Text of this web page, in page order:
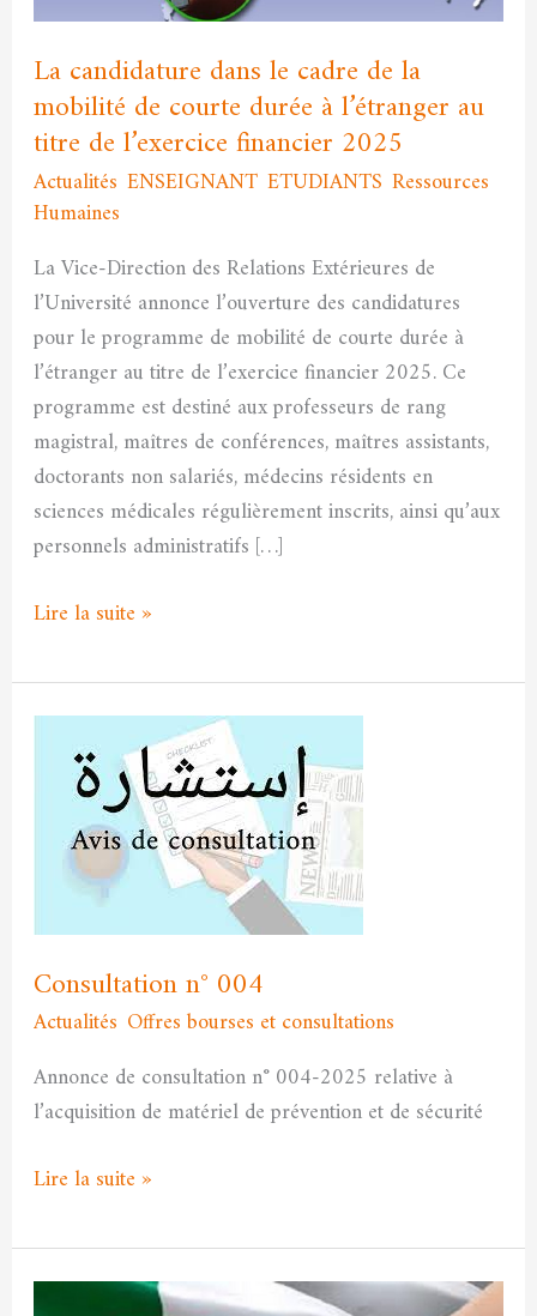
La candidature dans le cadre de la
mobilité de courte durée à l’étranger au
titre de l’exercice financier 2025
Actualités ENSEIGNANT, ETUDIANTS Ressources
Humaines
La Vice-Direction des Relations Extérieures de
l’Université annonce l’ouverture des candidatures
pour le programme de mobilité de courte durée à
l’étranger au titre de l’exercice financier 2025. Ce
programme est destiné aux professeurs de rang
magistral, maîtres de conférences, maîtres assistants,
doctorants non salariés, médecins résidents en
sciences médicales régulièrement inscrits, ainsi qu’aux
personnels administratifs […]
mobilité
de
courte
durée
à
l’étranger
au
titre
de
l’exercice
financier
2025
Lire la suite »
Consultation n° 004
Actualités Offres bourses et consultations
Annonce de consultation n° 004-2025 relative à
l’acquisition de matériel de prévention et de sécurité
Lire la suite »